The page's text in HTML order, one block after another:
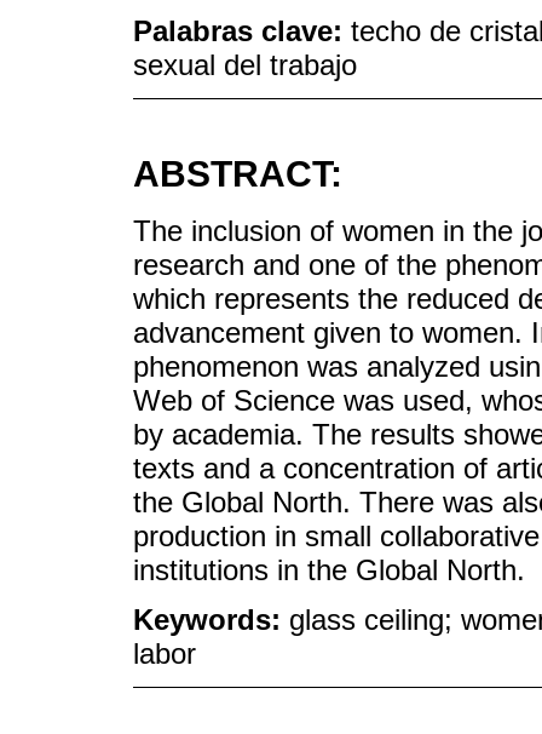
Palabras clave: techo de
sexual del trabajo
ABSTRACT:
The inclusion of women in the
research and one of the
which represents the reduced
advancement given to women.
phenomenon was analyzed
Web of Science was used,
by academia. The results
texts and a concentration of
the Global North. There was
production in small
institutions in the Global North.
Keywords: glass ceiling;
labor